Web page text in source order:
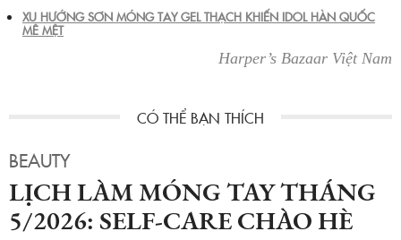
XU HƯỚNG SƠN MÓNG TAY GEL THẠCH KHIẾN IDOL HÀN QUỐC
MÊ MỆT
Harper’s Bazaar Việt Nam
BEAUTY
LỊCH LÀM MÓNG TAY THÁNG
5/2026: SELF-CARE CHÀO HÈ